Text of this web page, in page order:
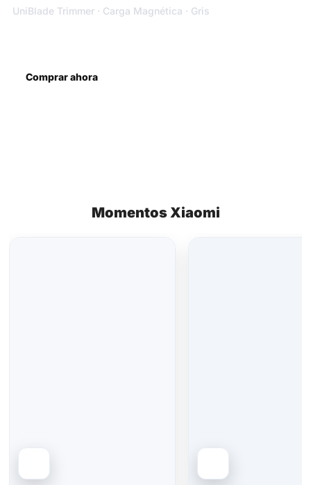
UniBlade Trimmer · Carga Magnética · Gris
Comprar ahora
Momentos Xiaomi